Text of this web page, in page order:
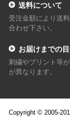
送料について
受注金額により送
合わせ下さい。
お届けまでの
刺繍やプリント等
が異なります。
Copyright © 2005-